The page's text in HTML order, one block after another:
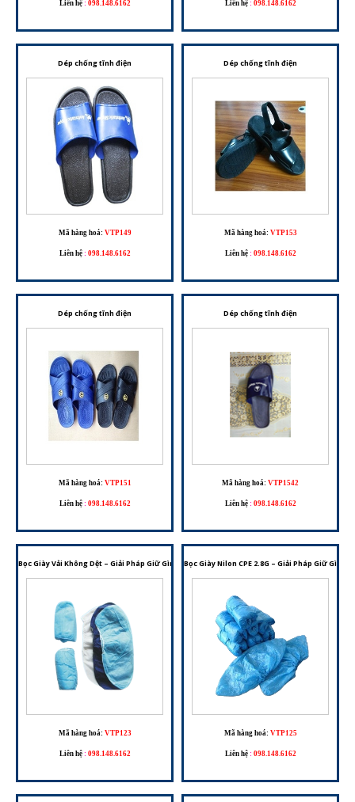
Liên hệ : 098.148.6162 Liên hệ : 098.148.6162
Dép chống tĩnh điện
Mã hàng hoá: VTP149
Liên hệ : 098.148.6162
Dép chống tĩnh điện
Mã hàng hoá: VTP153
Liên hệ : 098.148.6162
Dép chống tĩnh điện
Mã hàng hoá: VTP151
Liên hệ : 098.148.6162
Dép chống tĩnh điện
Mã hàng hoá: VTP1542
Liên hệ : 098.148.6162
Bọc Giày Vải Không Dệt – Giải Pháp Giữ Gìn Vệ Sinh Cho Nhiều Môi Trường Làm Việc
Mã hàng hoá: VTP123
Liên hệ : 098.148.6162
Bọc Giày Nilon CPE 2.8G – Giải Pháp Giữ Gìn
Mã hàng hoá: VTP125
Liên hệ : 098.148.6162